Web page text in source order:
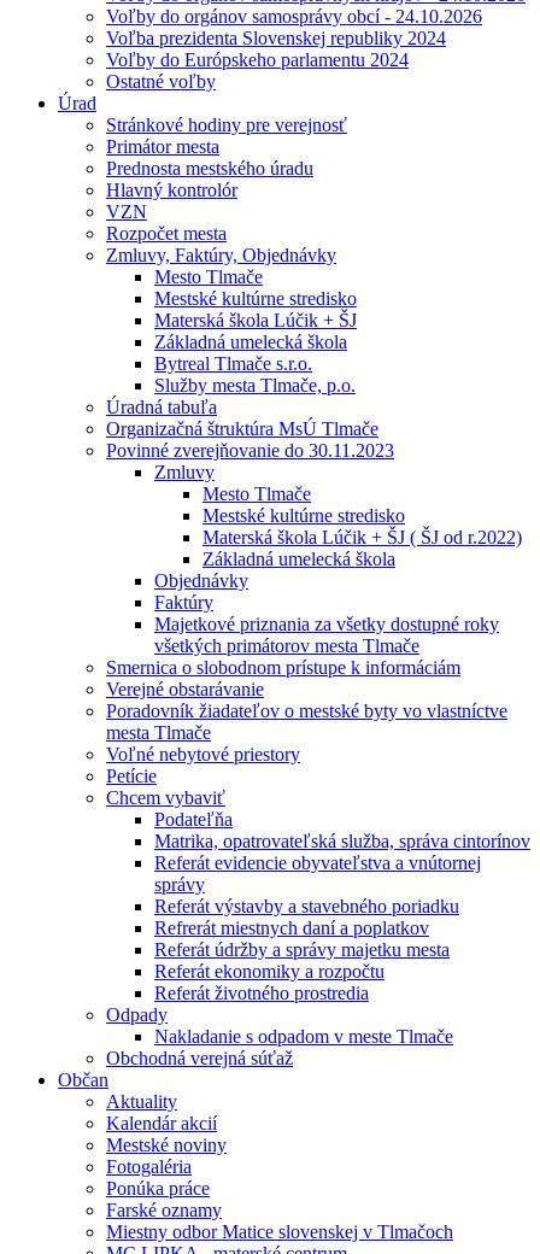
Voľby do orgánov samosprávy obcí - 24.10.2026
Voľba prezidenta Slovenskej republiky 2024
Voľby do Európskeho parlamentu 2024
Ostatné voľby
Úrad
Stránkové hodiny pre verejnosť
Primátor mesta
Prednosta mestského úradu
Hlavný kontrolór
VZN
Rozpočet mesta
Zmluvy, Faktúry, Objednávky
Mesto Tlmače
Mestské kultúrne stredisko
Materská škola Lúčik + ŠJ
Základná umelecká škola
Bytreal Tlmače s.r.o.
Služby mesta Tlmače, p.o.
Úradná tabuľa
Organizačná štruktúra MsÚ Tlmače
Povinné zverejňovanie do 30.11.2023
Zmluvy
Mesto Tlmače
Mestské kultúrne stredisko
Materská škola Lúčik + ŠJ ( ŠJ od r.2022)
Základná umelecká škola
Objednávky
Faktúry
Majetkové priznania za všetky dostupné roky
všetkých primátorov mesta Tlmače
Smernica o slobodnom prístupe k informáciám
Verejné obstarávanie
Poradovník žiadateľov o mestské byty vo vlastníctve
mesta Tlmače
Voľné nebytové priestory
Petície
Chcem vybaviť
Podateľňa
Matrika, opatrovateľská služba, správa cintorínov
Referát evidencie obyvateľstva a vnútornej
správy
Referát výstavby a stavebného poriadku
Refrerát miestnych daní a poplatkov
Referát údržby a správy majetku mesta
Referát ekonomiky a rozpočtu
Referát životného prostredia
Odpady
Nakladanie s odpadom v meste Tlmače
Obchodná verejná súťaž
Občan
Aktuality
Kalendár akcií
Mestské noviny
Fotogaléria
Ponúka práce
Farské oznamy
Miestny odbor Matice slovenskej v Tlmačoch